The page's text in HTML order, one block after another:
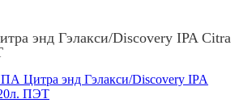
энд Гэлакси/Discovery IPA Citra